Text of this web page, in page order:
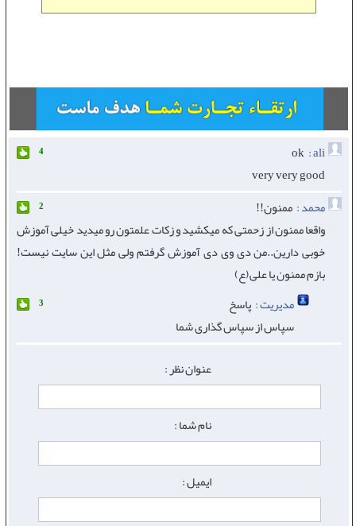
ali :
ok
4
very very good
محمد : ممنون!! 2
واقعا ممنون از زحمتی که میکشید و زکات علمتون رو میدید خیلی آموزش
خوبی دارین..من دی وی دی آموزش گرفتم ولی مثل این سایت نیست!
بازم ممنون یا علی(ع)
مدیریت :پاسخ 3
سپاس از سپاس گذاری شما
عنوان نظر :
نام شما :
ایمیل :